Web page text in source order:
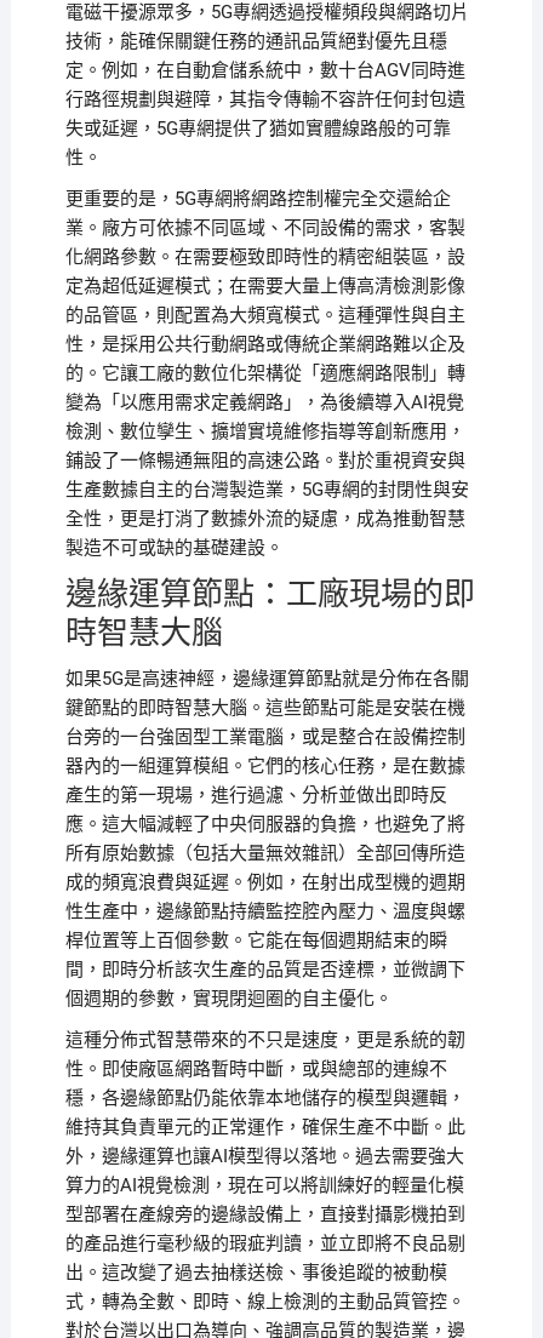
電磁干擾源眾多，5G專網透過授權頻段與網路切片
技術，能確保關鍵任務的通訊品質絕對優先且穩
定。例如，在自動倉儲系統中，數十台AGV同時進
行路徑規劃與避障，其指令傳輸不容許任何封包遺
失或延遲，5G專網提供了猶如實體線路般的可靠
性。
更重要的是，5G專網將網路控制權完全交還給企
業。廠方可依據不同區域、不同設備的需求，客製
化網路參數。在需要極致即時性的精密組裝區，設
定為超低延遲模式；在需要大量上傳高清檢測影像
的品管區，則配置為大頻寬模式。這種彈性與自主
性，是採用公共行動網路或傳統企業網路難以企及
的。它讓工廠的數位化架構從「適應網路限制」轉
變為「以應用需求定義網路」，為後續導入AI視覺
檢測、數位孿生、擴增實境維修指導等創新應用，
鋪設了一條暢通無阻的高速公路。對於重視資安與
生產數據自主的台灣製造業，5G專網的封閉性與安
全性，更是打消了數據外流的疑慮，成為推動智慧
製造不可或缺的基礎建設。
邊緣運算節點：工廠現場的即
時智慧大腦
如果5G是高速神經，邊緣運算節點就是分佈在各關
鍵節點的即時智慧大腦。這些節點可能是安裝在機
台旁的一台強固型工業電腦，或是整合在設備控制
器內的一組運算模組。它們的核心任務，是在數據
產生的第一現場，進行過濾、分析並做出即時反
應。這大幅減輕了中央伺服器的負擔，也避免了將
所有原始數據（包括大量無效雜訊）全部回傳所造
成的頻寬浪費與延遲。例如，在射出成型機的週期
性生產中，邊緣節點持續監控腔內壓力、溫度與螺
桿位置等上百個參數。它能在每個週期結束的瞬
間，即時分析該次生產的品質是否達標，並微調下
個週期的參數，實現閉迴圈的自主優化。
這種分佈式智慧帶來的不只是速度，更是系統的韌
性。即使廠區網路暫時中斷，或與總部的連線不
穩，各邊緣節點仍能依靠本地儲存的模型與邏輯，
維持其負責單元的正常運作，確保生產不中斷。此
外，邊緣運算也讓AI模型得以落地。過去需要強大
算力的AI視覺檢測，現在可以將訓練好的輕量化模
型部署在產線旁的邊緣設備上，直接對攝影機拍到
的產品進行毫秒級的瑕疵判讀，並立即將不良品剔
出。這改變了過去抽樣送檢、事後追蹤的被動模
式，轉為全數、即時、線上檢測的主動品質管控。
對於台灣以出口為導向、強調高品質的製造業，邊